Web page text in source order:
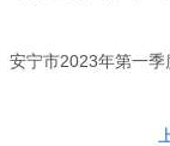
安宁市2023年第一